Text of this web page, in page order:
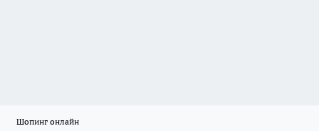
Шопинг онлайн